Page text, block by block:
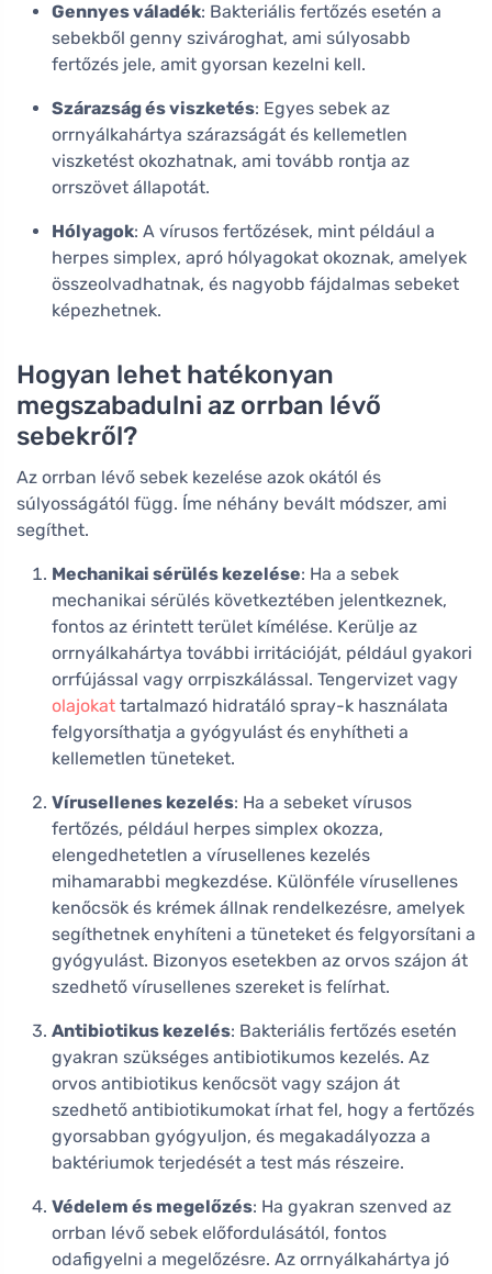
Gennyes váladék: Bakteriális fertőzés esetén a
sebekből genny szivároghat, ami súlyosabb
fertőzés jele, amit gyorsan kezelni kell.
Szárazság és viszketés: Egyes sebek az
orrnyálkahártya szárazságát és kellemetlen
viszketést okozhatnak, ami tovább rontja az
orrszövet állapotát.
Hólyagok: A vírusos fertőzések, mint például a
herpes simplex, apró hólyagokat okoznak, amelyek
összeolvadhatnak, és nagyobb fájdalmas sebeket
képezhetnek.
Hogyan lehet hatékonyan
megszabadulni az orrban lévő
sebekről?
Az orrban lévő sebek kezelése azok okától és
súlyosságától függ. Íme néhány bevált módszer, ami
segíthet.
Mechanikai sérülés kezelése: Ha a sebek
mechanikai sérülés következtében jelentkeznek,
fontos az érintett terület kímélése. Kerülje az
orrnyálkahártya további irritációját, például gyakori
orrfújással vagy orrpiszkálással. Tengervizet vagy
olajokat tartalmazó hidratáló spray-k használata
felgyorsíthatja a gyógyulást és enyhítheti a
kellemetlen tüneteket.
Vírusellenes kezelés: Ha a sebeket vírusos
fertőzés, például herpes simplex okozza,
elengedhetetlen a vírusellenes kezelés
mihamarabbi megkezdése. Különféle vírusellenes
kenőcsök és krémek állnak rendelkezésre, amelyek
segíthetnek enyhíteni a tüneteket és felgyorsítani a
gyógyulást. Bizonyos esetekben az orvos szájon át
szedhető vírusellenes szereket is felírhat.
Antibiotikus kezelés: Bakteriális fertőzés esetén
gyakran szükséges antibiotikumos kezelés. Az
orvos antibiotikus kenőcsöt vagy szájon át
szedhető antibiotikumokat írhat fel, hogy a fertőzés
gyorsabban gyógyuljon, és megakadályozza a
baktériumok terjedését a test más részeire.
Védelem és megelőzés: Ha gyakran szenved az
orrban lévő sebek előfordulásától, fontos
odafigyelni a megelőzésre. Az orrnyálkahártya jó